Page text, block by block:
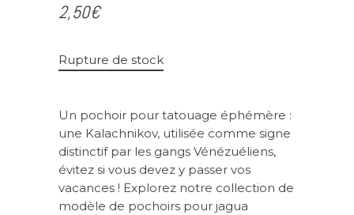
2,50€
Rupture de stock
Un pochoir pour tatouage éphémère :
une Kalachnikov, utilisée comme signe
distinctif par les gangs Vénézuéliens,
évitez si vous devez y passer vos
vacances ! Explorez notre collection de
modèle de pochoirs pour jagua